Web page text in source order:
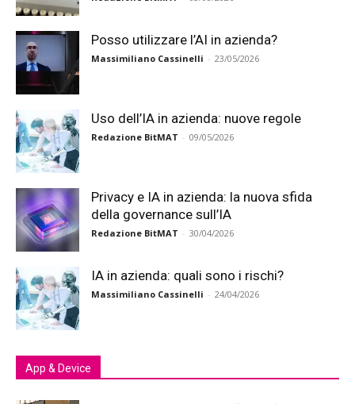
Posso utilizzare l’AI in azienda?
Massimiliano Cassinelli - 23/05/2026
Uso dell’IA in azienda: nuove regole
Redazione BitMAT - 09/05/2026
Privacy e IA in azienda: la nuova sfida
della governance sull’IA
Redazione BitMAT - 30/04/2026
IA in azienda: quali sono i rischi?
Massimiliano Cassinelli - 24/04/2026
App & Device